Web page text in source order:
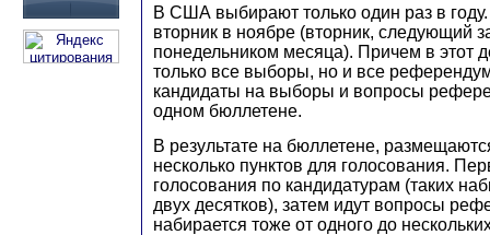
В США выбирают только один раз в
вторник в ноябре (вторник, следующий
понедельником месяца). Причем в этот
только все выборы, но и все
кандидаты на выборы и вопросы
одном бюллетене.
В результате на бюллетене,
несколько пунктов для голосования.
голосования по кандидатурам (таких
двух десятков), затем идут вопросы
набирается тоже от одного до